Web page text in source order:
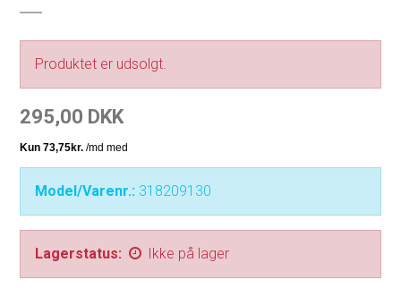
Produktet er udsolgt.
295,00 DKK
Model/Varenr.: 318209130
Lagerstatus: Ikke på lager